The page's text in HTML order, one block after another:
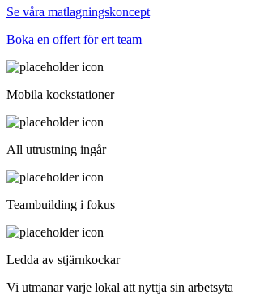
Se våra matlagningskoncept
Boka en offert för ert team
Mobila kockstationer
All utrustning ingår
Teambuilding i fokus
Ledda av stjärnkockar
Vi utmanar varje lokal att nyttja sin arbetsyta